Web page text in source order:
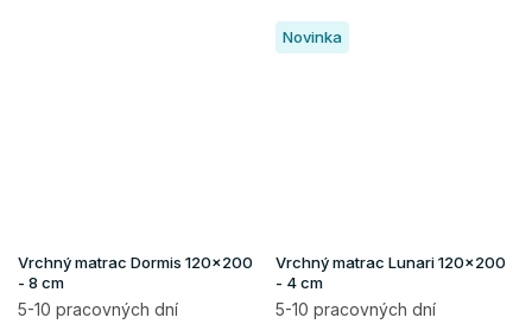
Vrchný matrac Dormis 120x200
- 8 cm
5-10 pracovných dní
Novinka
Vrchný matrac Lunari 120x200
- 4 cm
5-10 pracovných dní